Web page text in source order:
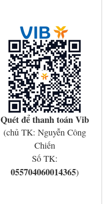
Quét để thanh toánVib
(chủ TK: Nguyễn Công
Chiến
Số TK:
055704060014365)